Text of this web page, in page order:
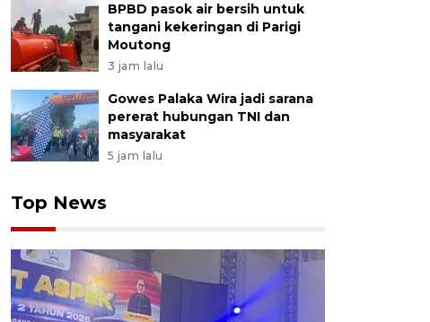
BPBD pasok air bersih untuk
tangani kekeringan di Parigi
Moutong
3 jam lalu
Gowes Palaka Wira jadi sarana
pererat hubungan TNI dan
masyarakat
5 jam lalu
Top News